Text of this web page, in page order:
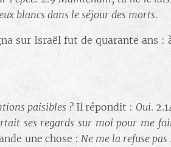
blancs dans le séjour des morts.
sur Israël fut de quarante ans :
paisibles ? Il répondit : Oui.
ses regards sur moi pour me
une chose : Ne me la refuse pas